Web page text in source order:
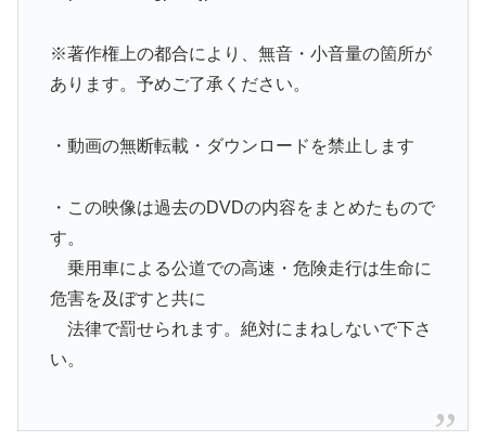
※著作権上の都合により、無音・小音量の箇所が
あります。予めご了承ください。
・動画の無断転載・ダウンロードを禁止します
・この映像は過去のDVDの内容をまとめたもので
す。
乗用車による公道での高速・危険走行は生命に
危害を及ぼすと共に
法律で罰せられます。絶対にまねしないで下さ
い。